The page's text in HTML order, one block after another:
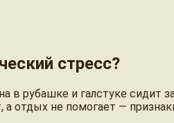
стресс?
а отдых не помогает —